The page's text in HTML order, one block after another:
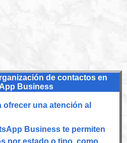
de contactos en
Business
ofrecer una atención al
Business te permiten
por estado o tipo, como